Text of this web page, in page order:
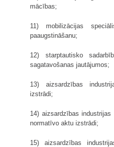
mācības;
11) mobilizācijas
paaugstināšanu;
12) starptautisko
sagatavošanas jautājumos;
13) aizsardzības
izstrādi;
14) aizsardzības
normatīvo aktu izstrādi;
15) aizsardzības